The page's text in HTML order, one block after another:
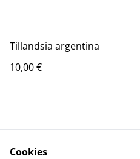
Tillandsia argentina
10,00 €
Cookies